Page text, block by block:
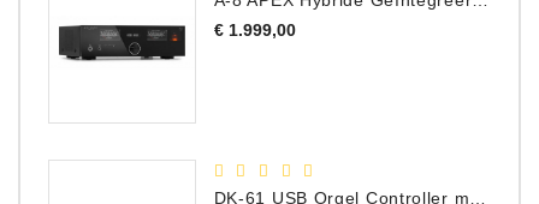
€ 1.999,00Prijs